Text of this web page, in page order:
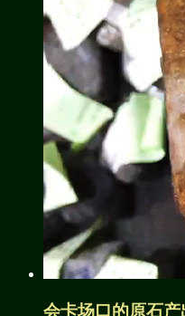
会卡场口的原石